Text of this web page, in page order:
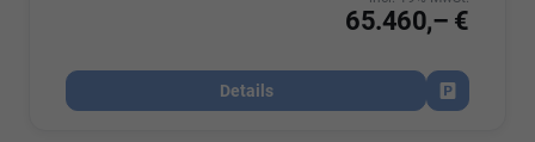
65.460,– €
Details
Fahrzeug